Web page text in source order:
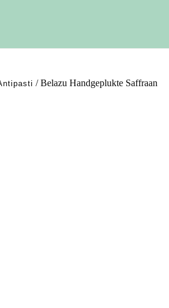
/ Belazu Handgeplukte Saffraan